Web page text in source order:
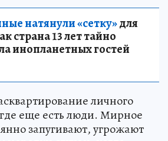
натянули «сетку»для
страна 13 лет тайно
инопланетных гостей
личного
еще есть люди. Мирное
запугивают, угрожают